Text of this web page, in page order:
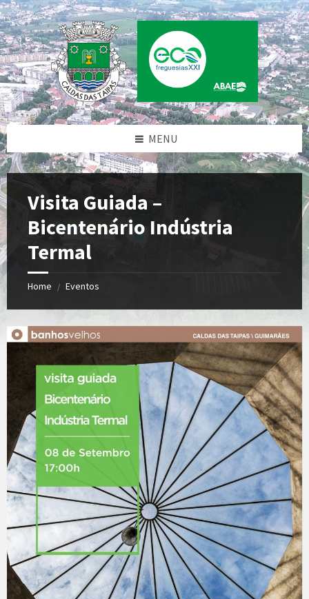
Skip
to
content
Skip
to
left
sidebar
Skip
to
footer
MENU
Visita Guiada –
Bicentenário Indústria
Termal
Home / Eventos